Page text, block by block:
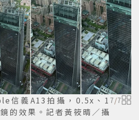
信義A13拍攝，0.5x、1
的效果。記者黃筱晴／攝
7/7